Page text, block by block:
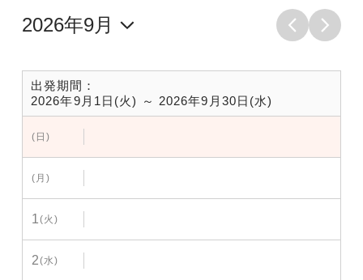
出発期間：
2026年9月1日(火) ～ 2026年9月30日(水)
(日)
(月)
1(火)
2(水)